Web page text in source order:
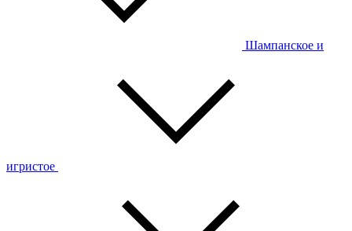
Шампанское и
игристое